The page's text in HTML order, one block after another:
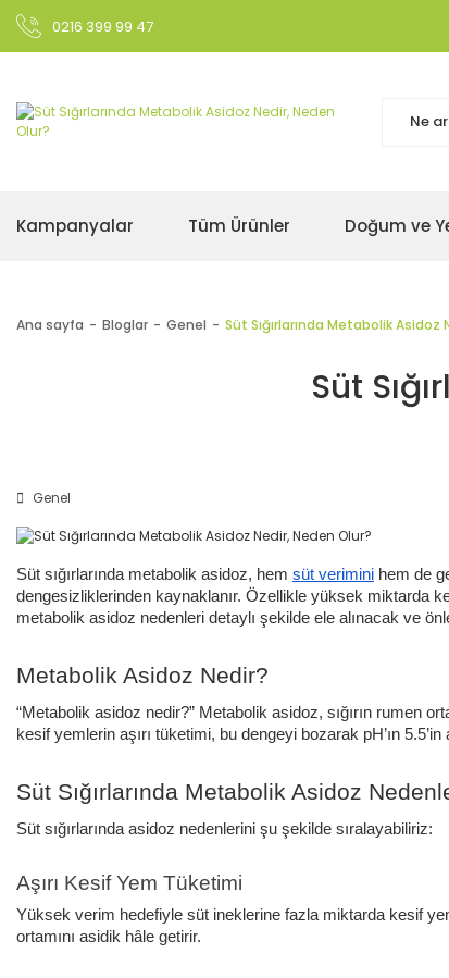
0216 399 99 47
Kampanyalar Tüm Ürünler Doğum ve
Ana sayfa Bloglar Genel Süt Sığırlarında Metabolik Asidoz
Süt
Genel
Süt sığırlarında metabolik asidoz, hem süt verimini hem de
dengesizliklerinden kaynaklanır. Özellikle yüksek miktarda
metabolik asidoz nedenleri detaylı şekilde ele alınacak ve
Metabolik Asidoz Nedir?
“Metabolik asidoz nedir?” Metabolik asidoz, sığırın rumen
kesif yemlerin aşırı tüketimi, bu dengeyi bozarak pH’ın
Süt Sığırlarında Metabolik Asidoz
Süt sığırlarında asidoz nedenlerini şu şekilde sıralayabiliriz:
Aşırı Kesif Yem Tüketimi
Yüksek verim hedefiyle süt ineklerine fazla miktarda kesif
ortamını asidik hâle getirir.